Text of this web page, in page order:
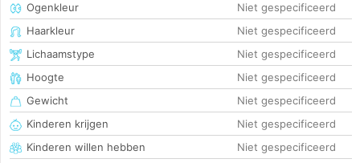
Ogenkleur
Niet gespecificeerd
Haarkleur
Niet gespecificeerd
Lichaamstype
Niet gespecificeerd
Hoogte
Niet gespecificeerd
Gewicht
Niet gespecificeerd
Kinderen krijgen
Niet gespecificeerd
Kinderen willen hebben
Niet gespecificeerd